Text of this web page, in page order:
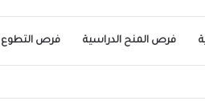
فرص المنح الدراسية فرص التطوع